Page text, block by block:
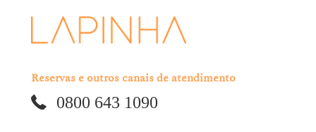
Reservas e outros canais de atendimento
0800 643 1090